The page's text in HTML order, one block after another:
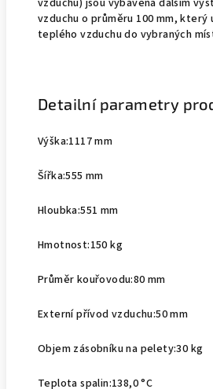
vzduchu) jsou vybavena dalším
vzduchu o průměru 100 mm, který
teplého vzduchu do vybraných
Detailní parametry
Výška:1117 mm
Šířka:555 mm
Hloubka:551 mm
Hmotnost:150 kg
Průměr kouřovodu:80 mm
Externí přívod vzduchu:50 mm
Objem zásobníku na pelety:30 kg
Teplota spalin:138,0 °C